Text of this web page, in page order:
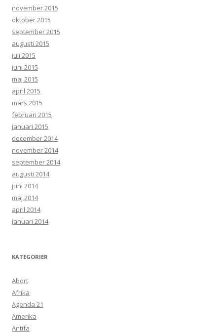
november 2015
oktober 2015
september 2015
augusti 2015
juli 2015
juni 2015
maj 2015
april 2015
mars 2015
februari 2015
januari 2015
december 2014
november 2014
september 2014
augusti 2014
juni 2014
maj 2014
april 2014
januari 2014
KATEGORIER
Abort
Afrika
Agenda 21
Amerika
Antifa